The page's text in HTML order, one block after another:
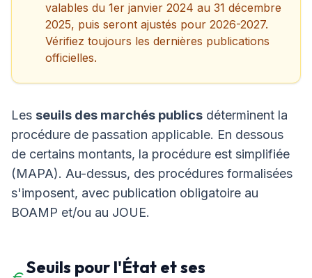
valables du 1er janvier 2024 au 31 décembre
2025, puis seront ajustés pour 2026-2027.
Vérifiez toujours les dernières publications
officielles.
Les seuils des marchés publics déterminent la
procédure de passation applicable. En dessous
de certains montants, la procédure est simplifiée
(MAPA). Au-dessus, des procédures formalisées
s'imposent, avec publication obligatoire au
BOAMP et/ou au JOUE.
Seuils pour l'État et ses